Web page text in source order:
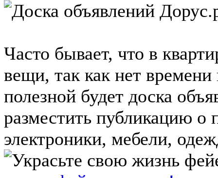
Часто бывает, что в
вещи, так как нет
полезной будет доска
разместить публикацию о
электроники, мебели,